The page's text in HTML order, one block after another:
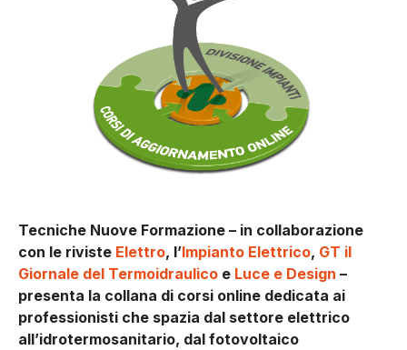
Tecniche Nuove Formazione – in collaborazione
con le riviste Elettro, l’Impianto Elettrico, GT il
Giornale del Termoidraulico e Luce e Design –
presenta la collana di corsi online dedicata ai
professionisti che spazia dal settore elettrico
all’idrotermosanitario, dal fotovoltaico